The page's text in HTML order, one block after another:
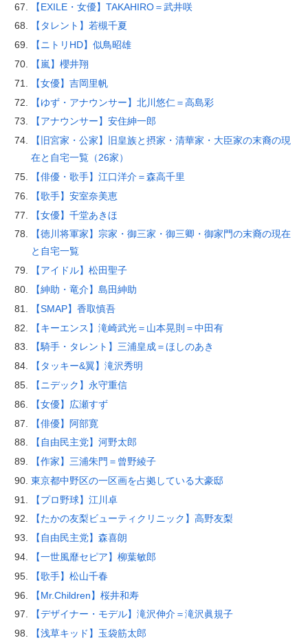
【EXILE・女優】TAKAHIRO＝武井咲
【タレント】若槻千夏
【ニトリHD】似鳥昭雄
【嵐】櫻井翔
【女優】吉岡里帆
【ゆず・アナウンサー】北川悠仁＝高島彩
【アナウンサー】安住紳一郎
【旧宮家・公家】旧皇族と摂家・清華家・大臣家の末裔の現
在と自宅一覧（26家）
【俳優・歌手】江口洋介＝森高千里
【歌手】安室奈美恵
【女優】千堂あきほ
【徳川将軍家】宗家・御三家・御三卿・御家門の末裔の現在
と自宅一覧
【アイドル】松田聖子
【紳助・竜介】島田紳助
【SMAP】香取慎吾
【キーエンス】滝崎武光＝山本晃則＝中田有
【騎手・タレント】三浦皇成＝ほしのあき
【タッキー&翼】滝沢秀明
【ニデック】永守重信
【女優】広瀬すず
【俳優】阿部寛
【自由民主党】河野太郎
【作家】三浦朱門＝曾野綾子
東京都中野区の一区画を占拠している大豪邸
【プロ野球】江川卓
【たかの友梨ビューティクリニック】高野友梨
【自由民主党】森喜朗
【一世風靡セピア】柳葉敏郎
【歌手】松山千春
【Mr.Children】桜井和寿
【デザイナー・モデル】滝沢伸介＝滝沢眞規子
【浅草キッド】玉袋筋太郎